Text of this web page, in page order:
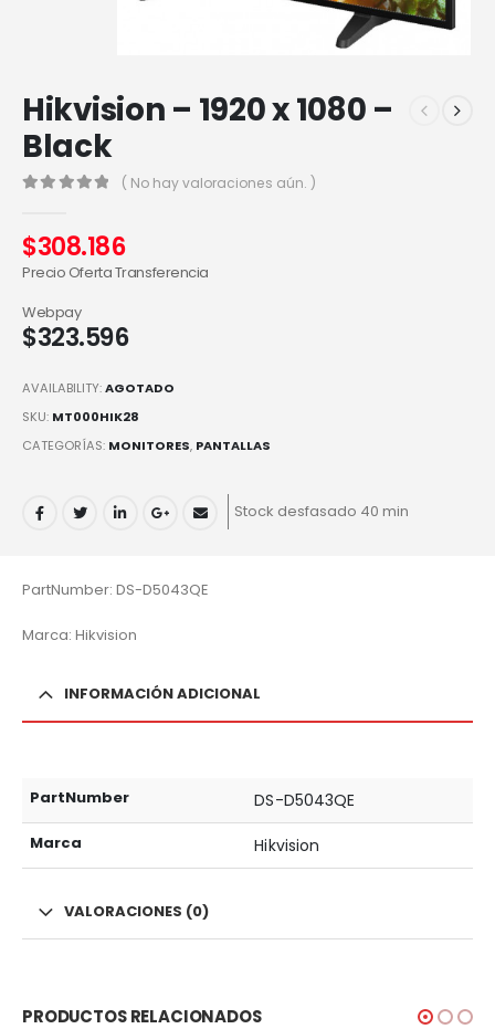
Hikvision – 1920 x 1080 –
Black
( No hay valoraciones aún. )
$308.186
Precio Oferta Transferencia
$323.596
Webpay
AVAILABILITY:AGOTADO
SKU: MT000HIK28
CATEGORÍAS: MONITORES, PANTALLAS
Stock desfasado 40 min
PartNumber: DS-D5043QE
Marca: Hikvision
INFORMACIÓN ADICIONAL
PartNumber DS-D5043QE
Marca Hikvision
VALORACIONES (0)
PRODUCTOS RELACIONADOS